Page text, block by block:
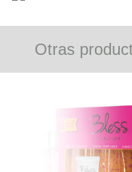
Otras